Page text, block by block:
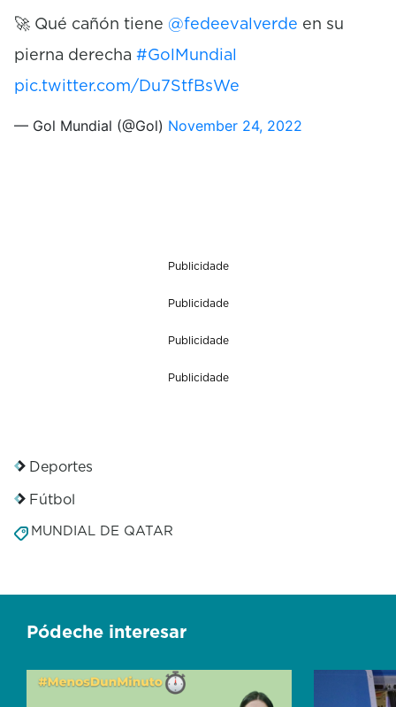
🚀 Qué cañón tiene @fedeevalverde en su
pierna derecha #GolMundial
pic.twitter.com/Du7StfBsWe
— Gol Mundial (@Gol) November 24, 2022
Publicidade
Publicidade
Publicidade
Publicidade
Deportes
Fútbol
MUNDIAL DE QATAR
Pódeche interesar